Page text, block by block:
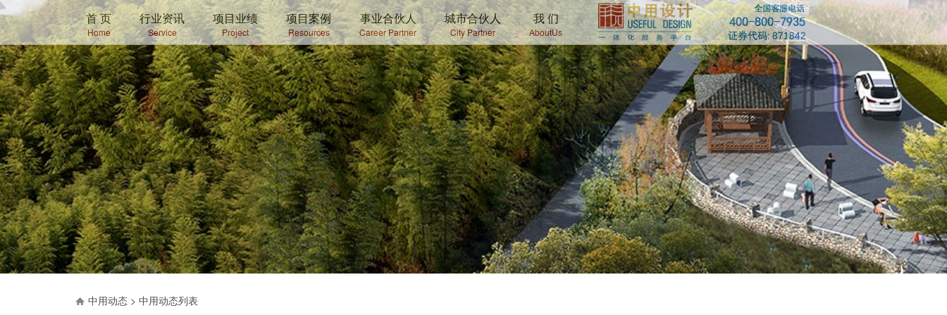
首 页
Home
行业资讯
Service
项目业绩
Project
项目案例
Resources
事业合伙人
Career Partner
城市合伙人
City Partner
我 们
AboutUs
中用动态 > 中用动态列表